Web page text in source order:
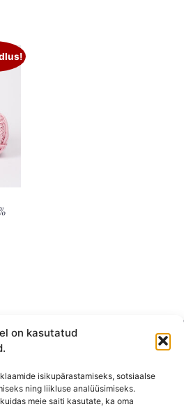
on kasutatud
isikupärastamiseks, sotsiaalse
ning liikluse analüüsimiseks.
meie saiti kasutate, ka oma